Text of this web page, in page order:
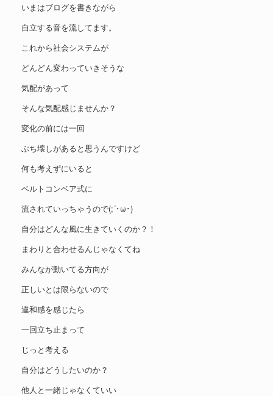
いまはブログを書きながら
自立する音を流してます。
これから社会システムが
どんどん変わっていきそうな
気配があって
そんな気配感じませんか？
変化の前には一回
ぶち壊しがあると思うんですけど
何も考えずにいると
ベルトコンベア式に
流されていっちゃうので(;´･ω･)
自分はどんな風に生きていくのか？！
まわりと合わせるんじゃなくてね
みんなが動いてる方向が
正しいとは限らないので
違和感を感じたら
一回立ち止まって
じっと考える
自分はどうしたいのか？
他人と一緒じゃなくていい